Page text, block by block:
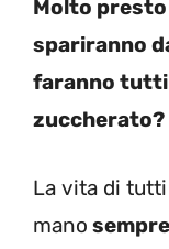
Molto
spariranno
faranno tutti
zuccherato?
La vita di
mano